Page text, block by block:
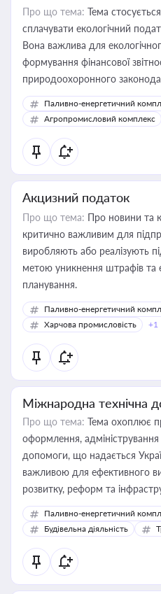
Про що тема: Тема
сплачувати екологічний
Вона важлива для
формування фінансової
природоохоронного
Паливно-енергетичний
Агропромисловий комплекс
Акцизний податок
Про що тема: Про новини та
критично важливим для
виробляють або реалізують
метою уникнення штрафів та
планування.
Паливно-енергетичний
Харчова промисловість
+1
Міжнародна технічна
Про що тема: Тема охоплює
оформлення, адміністрування
допомоги, що надається
важливою для ефективного
розвитку, реформ та
Паливно-енергетичний
Будівельна діяльність